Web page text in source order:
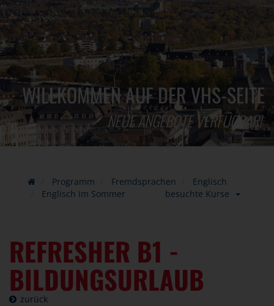
WILLKOMMEN AUF DER VHS-SEITE
NEUE ANGEBOTE VERFÜGBAR!
Programm Fremdsprachen
Englisch
Englisch im Sommer
besuchte Kurse
REFRESHER B1 -
BILDUNGSURLAUB
zurück